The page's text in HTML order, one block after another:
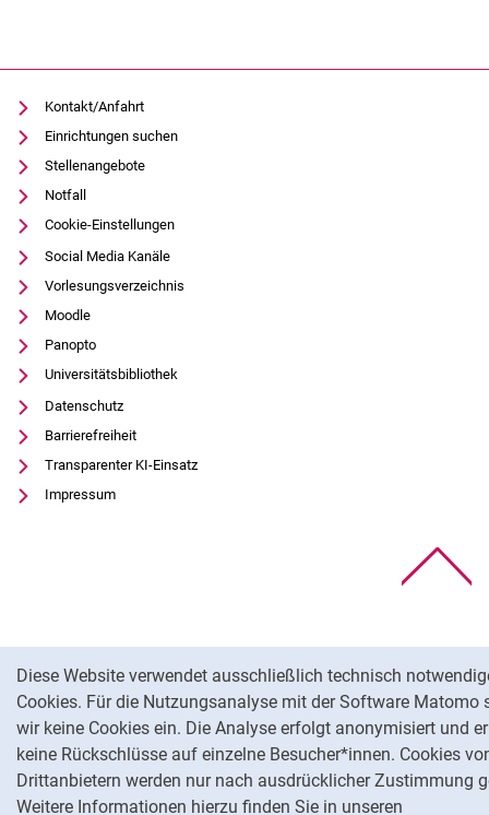
Diese Website verwendet ausschließlich technisch
Cookies. Für die Nutzungsanalyse mit der Software Matomo
wir keine Cookies ein. Die Analyse erfolgt anonymisiert und
keine Rückschlüsse auf einzelne Besucher*innen. Cookies
Drittanbietern werden nur nach ausdrücklicher Zustimmung
Weitere Informationen hierzu finden Sie in unseren
Kontakt/Anfahrt
Einrichtungen suchen
Stellenangebote
Notfall
Cookie-Einstellungen
Social Media Kanäle
Vorlesungsverzeichnis
Moodle
Panopto
Universitätsbibliothek
Datenschutz
Barrierefreiheit
Transparenter KI-Einsatz
Impressum